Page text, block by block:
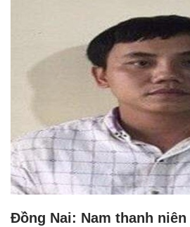
Đồng Nai: Nam thanh